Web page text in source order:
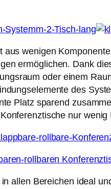
wenigen
ermöglichen. Dank
oder einem
des
Platz sparend
nur wenig
rollbaren
allen Bereichen ideal